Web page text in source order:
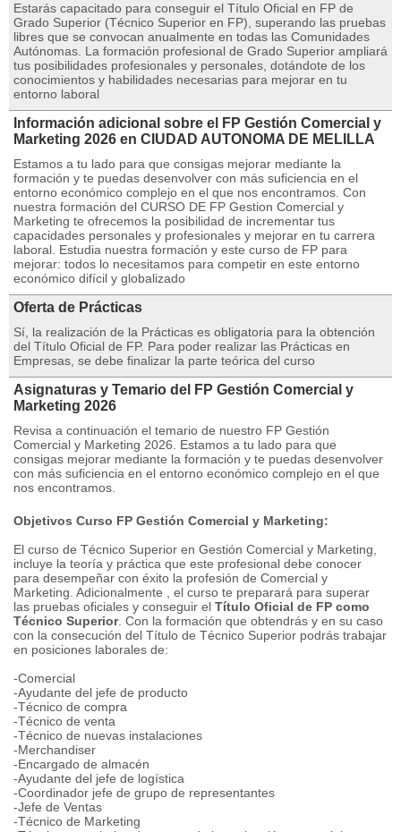
Estarás capacitado para conseguir el Título Oficial en FP de
Grado Superior (Técnico Superior en FP), superando las pruebas
libres que se convocan anualmente en todas las Comunidades
Autónomas. La formación profesional de Grado Superior ampliará
tus posibilidades profesionales y personales, dotándote de los
conocimientos y habilidades necesarias para mejorar en tu
entorno laboral
Información adicional sobre el FP Gestión Comercial y
Marketing 2026 en CIUDAD AUTONOMA DE MELILLA
Estamos a tu lado para que consigas mejorar mediante la
formación y te puedas desenvolver con más suficiencia en el
entorno económico complejo en el que nos encontramos. Con
nuestra formación del CURSO DE FP Gestion Comercial y
Marketing te ofrecemos la posibilidad de incrementar tus
capacidades personales y profesionales y mejorar en tu carrera
laboral. Estudia nuestra formación y este curso de FP para
mejorar: todos lo necesitamos para competir en este entorno
económico difícil y globalizado
Oferta de Prácticas
Sí, la realización de la Prácticas es obligatoria para la obtención
del Título Oficial de FP. Para poder realizar las Prácticas en
Empresas, se debe finalizar la parte teórica del curso
Asignaturas y Temario del FP Gestión Comercial y
Marketing 2026
Revisa a continuación el temario de nuestro FP Gestión
Comercial y Marketing 2026. Estamos a tu lado para que
consigas mejorar mediante la formación y te puedas desenvolver
con más suficiencia en el entorno económico complejo en el que
nos encontramos.
Objetivos Curso FP Gestión Comercial y Marketing:
El curso de Técnico Superior en Gestión Comercial y Marketing,
incluye la teoría y práctica que este profesional debe conocer
para desempeñar con éxito la profesión de Comercial y
Marketing. Adicionalmente , el curso te preparará para superar
las pruebas oficiales y conseguir el Título Oficial de FP como
Técnico Superior. Con la formación que obtendrás y en su caso
con la consecución del Título de Técnico Superior podrás trabajar
en posiciones laborales de:
-Comercial
-Ayudante del jefe de producto
-Técnico de compra
-Técnico de venta
-Técnico de nuevas instalaciones
-Merchandiser
-Encargado de almacén
-Ayudante del jefe de logística
-Coordinador jefe de grupo de representantes
-Jefe de Ventas
-Técnico de Marketing